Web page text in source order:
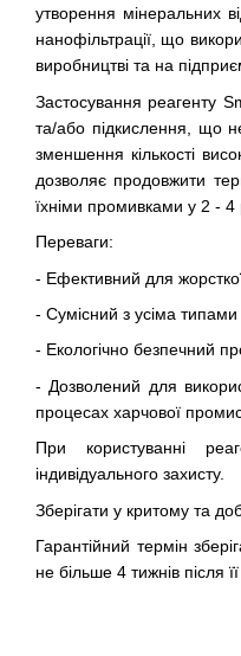
утворення мінеральних
нанофільтрації, що
виробництві та на
Застосування реагенту
та/або підкислення, що
зменшення кількості
дозволяє продовжити
їхніми промивками у 2 - 4
Переваги:
- Ефективний для жорсткої
- Сумісний з усіма
- Екологічно безпечний
- Дозволений для
процесах харчової
При користуванні
індивідуального захисту.
Зберігати у критому та
Гарантійний термін
не більше 4 тижнів після її